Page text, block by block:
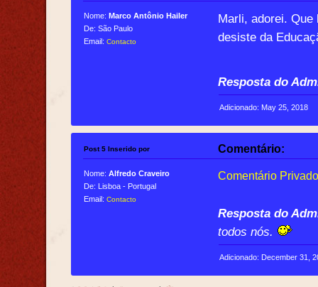
Nome:Marco Antônio Hailer
De: São Paulo
Email:Contacto
Marli, adorei. Que
desiste da
Resposta do
Adicionado: May 25, 2018
Post 5 Inserido por Comentário:
Nome:Alfredo Craveiro
De: Lisboa - Portugal
Email:Contacto
Comentário
Resposta do
todos nós.
Adicionado: December 31,